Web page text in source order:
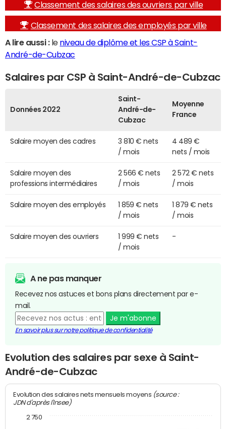
Classement des salaires des ouvriers par ville
Classement des salaires des employés par ville
A lire aussi :le niveau de diplôme et les CSP à Saint-
André-de-Cubzac
Salaires par CSP à Saint-André-de-Cubzac
Données 2022
Saint-
André-de-
Cubzac
Moyenne
France
Salaire moyen des cadres
3 810 € nets
/ mois
4 489 €
nets / mois
Salaire moyen des
professions intermédiaires
2 566 € nets
/ mois
2 572 € nets
/ mois
Salaire moyen des employés
1 859 € nets
/ mois
1 879 € nets
/ mois
Salaire moyen des ouvriers
1 999 € nets
/ mois
-
A ne pas manquer
Recevez nos astuces et bons plans directement par e-
mail.
Je m'abonne
En savoir plus sur notre politique de confidentialité
Evolution des salaires par sexe à Saint-
André-de-Cubzac
Evolution des salaires nets mensuels moyens (source :
JDN d'après l'Insee)
2 750